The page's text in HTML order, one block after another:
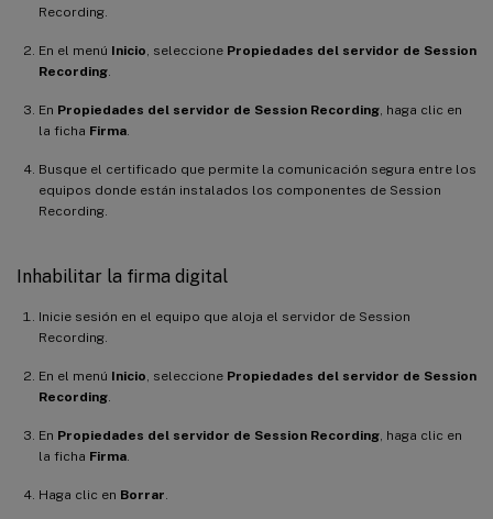
Recording.
En el menú Inicio , seleccione Propiedades del servidor de Session
Recording
En Propiedades del servidor de Session Recording , haga clic en
la ficha Firma
Busque el certificado que permite la comunicación segura entre los
equipos donde están instalados los componentes de Session
Recording.
Inhabilitar la firma digital
Inicie sesión en el equipo que aloja el servidor de Session
Recording.
En el menú Inicio , seleccione Propiedades del servidor de Session
Recording
En Propiedades del servidor de Session Recording , haga clic en
la ficha Firma
Haga clic en Borrar